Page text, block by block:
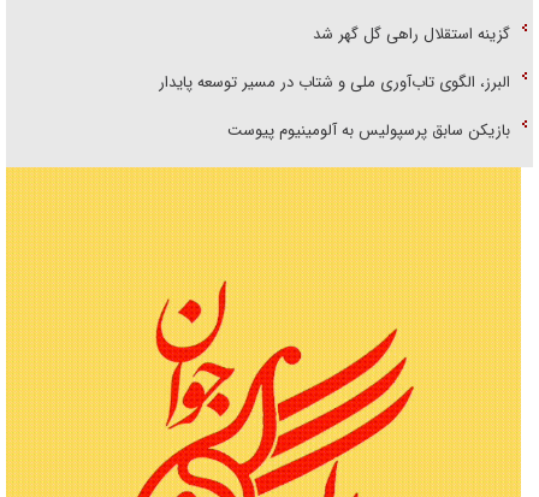
گزینه استقلال راهی گل گهر شد
البرز، الگوی تاب‌آوری ملی و شتاب در مسیر توسعه پایدار
بازیکن سابق پرسپولیس به آلومینیوم پیوست